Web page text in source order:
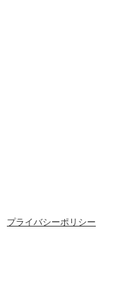
プライバシーポリシー